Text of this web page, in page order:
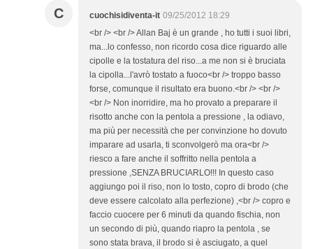
C cuochisidiventa-it 09/25/2012 18:29
<br /> <br /> Allan Baj è un grande , ho tutti i suoi libri,
ma...lo confesso, non ricordo cosa dice riguardo alle
cipolle e la tostatura del riso...a me non si è bruciata
la cipolla...l'avrò tostato a fuoco<br /> troppo basso
forse, comunque il risultato era buono.<br /> <br />
<br /> Non inorridire, ma ho provato a preparare il
risotto anche con la pentola a pressione , la odiavo,
ma più per necessità che per convinzione ho dovuto
imparare ad usarla, ti sconvolgerò ma ora<br />
riesco a fare anche il soffritto nella pentola a
pressione ,SENZA BRUCIARLO!!! In questo caso
aggiungo poi il riso, non lo tosto, copro di brodo (che
deve essere calcolato alla perfezione) ,<br /> copro e
faccio cuocere per 6 minuti da quando fischia, non
un secondo di più, quando riapro la pentola , se
sono stata brava, il brodo si è asciugato, a quel